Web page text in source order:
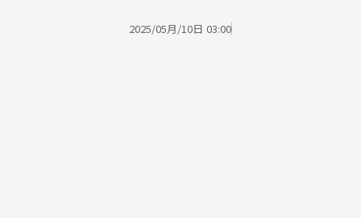
2025/05月/10日 03:00